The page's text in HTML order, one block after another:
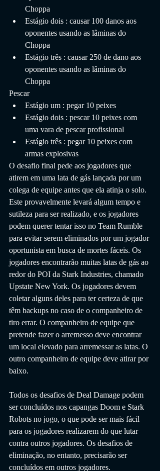
Choppa
Estágio dois : causar 100 danos aos
oponentes usando as lâminas do
Choppa
Estágio três : causar 250 de dano aos
oponentes usando as lâminas do
Choppa
Pescar
Estágio um : pegar 10 peixes
Estágio dois : pescar 10 peixes com
uma vara de pescar profissional
Estágio três : pegar 10 peixes com
armas explosivas
O desafio final pede aos jogadores que
atirem em uma lata de gás lançada por um
colega de equipe antes que ela atinja o solo.
Este provavelmente levará algum tempo e
sutileza para ser realizado, e os jogadores
podem querer tentar isso no Team Rumble
para evitar serem eliminados por um jogador
oportunista em busca de mortes fáceis. Os
jogadores encontrarão muitas latas de gás ao
redor do POI da Stark Industries, chamado
Upstate New York. Os jogadores devem
coletar alguns deles para ter certeza de que
têm backups no caso de o companheiro de
tiro errar. O companheiro de equipe que
pretende fazer o arremesso deve encontrar
um local elevado para arremessar as latas. O
outro companheiro de equipe deve atirar por
baixo.
Todos os desafios de Deal Damage podem
ser concluídos nos capangas Doom e Stark
Robots no jogo, o que pode ser mais fácil
para os jogadores realizarem do que lutar
contra outros jogadores. Os desafios de
eliminação, no entanto, precisarão ser
concluídos em outros jogadores.